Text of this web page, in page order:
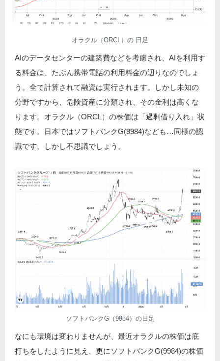
オラクル（ORCL）の 日足
AIのデータセンターの建築費などを考慮され、AIを利用す
る料金は、たぶん携帯電話の利用料金の辺りなのでしょ
う。全て計算されて融資は実行されます。しかし未知の
分野ですから、危険資産に分類され、その金利は高くな
ります。オラクル（ORCL）の株価は「過剰借り入れ」状
態です。日本ではソフトバンクG(9984)なども…同様の認
識です。しかし不思議でしょう。
ソフトバンクG（9984）の日足
なにも環境は変わりませんが、最近オラクルの株価は底
打ちをしたように見え、更にソフトバンクG(9984)の株価